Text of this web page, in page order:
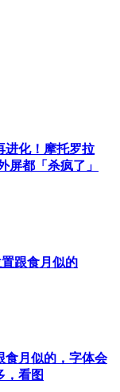
进化！摩托罗拉
屏都「杀疯了」
跟食月似的
食月似的，字体会
，看图